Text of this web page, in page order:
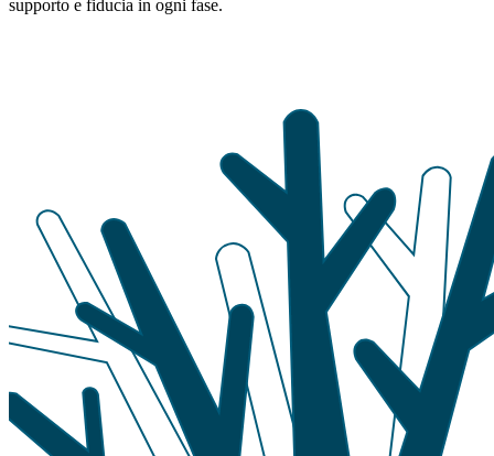
supporto e fiducia in ogni fase.